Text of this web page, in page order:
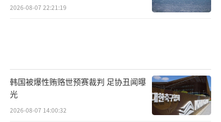
2026-08-07 22:21:19
韩国被爆性贿赂世预赛裁判 足协丑闻曝
光
2026-08-07 14:00:32